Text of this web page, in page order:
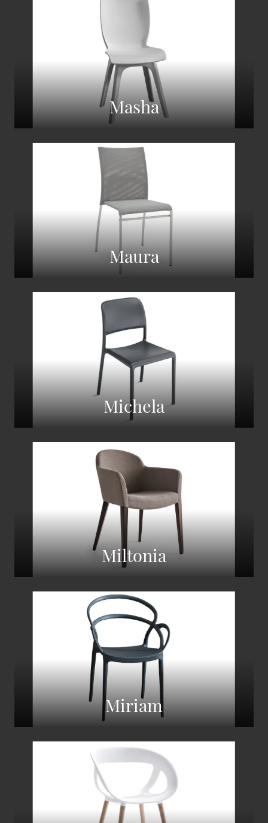
Masha
Maura
Michela
Miltonia
Miriam